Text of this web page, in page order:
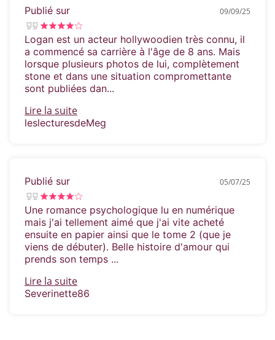
Publié sur 09/09/25
Logan est un acteur hollywoodien très connu, il
a commencé sa carrière à l'âge de 8 ans. Mais
lorsque plusieurs photos de lui, complètement
stone et dans une situation compromettante
sont publiées dan...
Lire la suite
leslecturesdeMeg
Publié sur 05/07/25
Une romance psychologique lu en numérique
mais j'ai tellement aimé que j'ai vite acheté
ensuite en papier ainsi que le tome 2 (que je
viens de débuter). Belle histoire d'amour qui
prends son temps ...
Lire la suite
Severinette86